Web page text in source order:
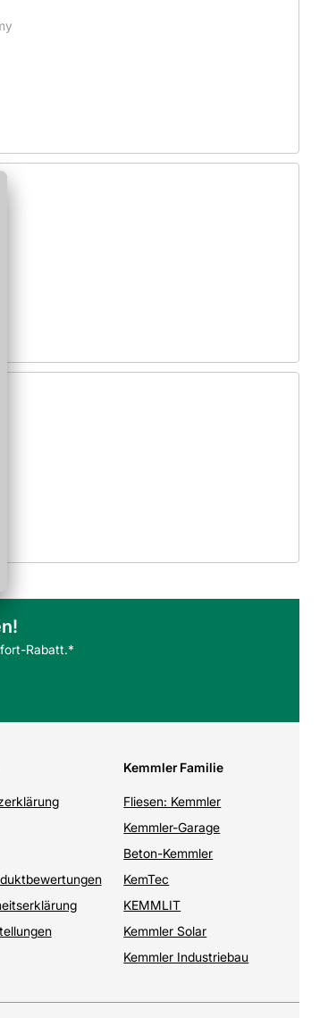
Rabatt.*
Kemmler Familie
Fliesen: Kemmler
Kemmler-Garage
Beton-Kemmler
KemTec
KEMMLIT
Kemmler Solar
Kemmler Industriebau